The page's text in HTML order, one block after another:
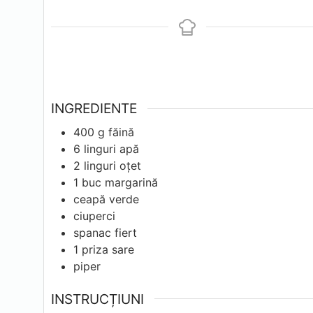
INGREDIENTE
400 g făină
6 linguri apă
2 linguri oțet
1 buc margarină
ceapă verde
ciuperci
spanac fiert
1 priza sare
piper
INSTRUCȚIUNI